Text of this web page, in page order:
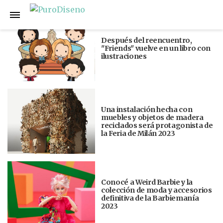
Anterior
Después del reencuentro,
"Friends" vuelve en un libro con
ilustraciones
Una instalación hecha con
muebles y objetos de madera
reciclados será protagonista de
la Feria de Milán 2023
Conocé a Weird Barbie y la
colección de moda y accesorios
definitiva de la Barbiemanía
2023
Siguiente